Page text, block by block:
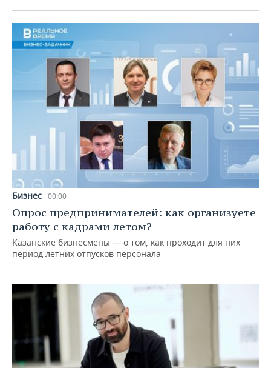
Бизнес 00:00
Опрос предпринимателей: как организуете
работу с кадрами летом?
Казанские бизнесмены — о том, как проходит для них
период летних отпусков персонала